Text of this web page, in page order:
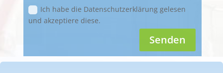
Ich habe die Datenschutzerklärung gelesen
und akzeptiere diese.
Senden